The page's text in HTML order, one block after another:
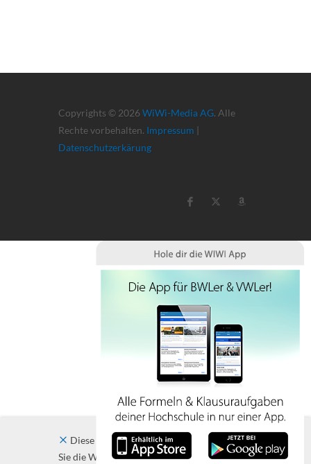
Copyrights © 2026 WiWi-Media AG. Alle
Rechte vorbehalten. Impressum |
Datenschutzerkärung
Diese Website verwendet Cookies. Indem
Sie die Website und ihre Angebote nutzen